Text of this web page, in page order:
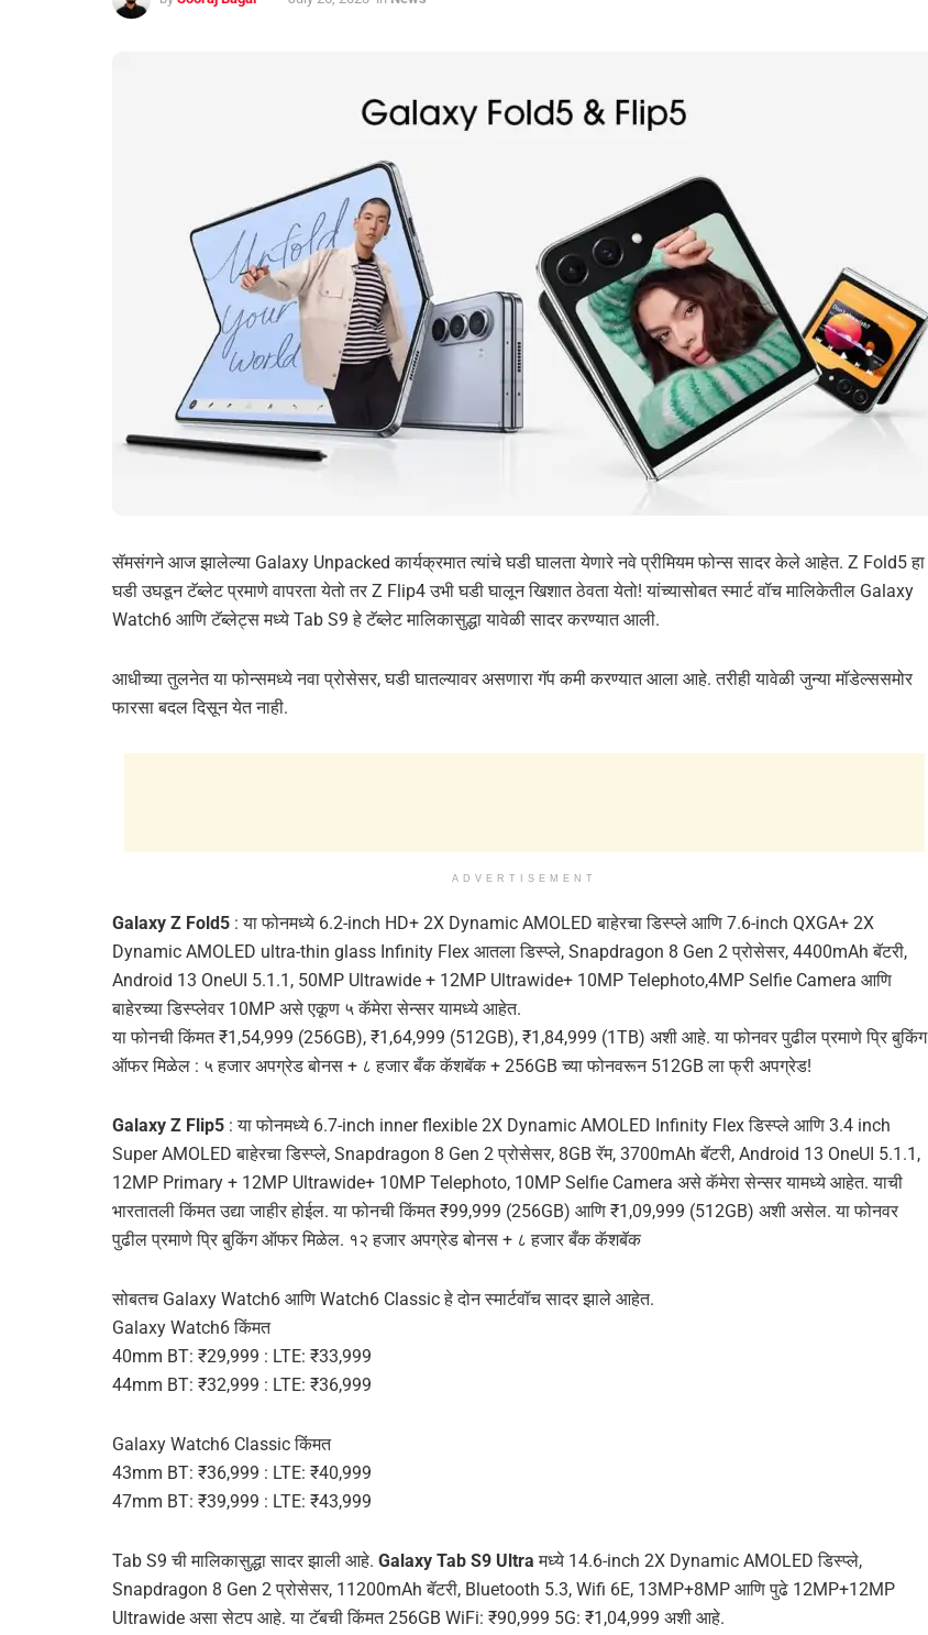
सॅमसंगने आज झालेल्या Galaxy Unpacked कार्यक्रमात त्यांचे घडी घालता येणारे नवे प्रीमियम फोन्स सादर केले आहेत. Z Fold5 हा
घडी उघडून टॅब्लेट प्रमाणे वापरता येतो तर Z Flip4 उभी घडी घालून खिशात ठेवता येतो! यांच्यासोबत स्मार्ट वॉच मालिकेतील Galaxy
Watch6 आणि टॅब्लेट्स मध्ये Tab S9 हे टॅब्लेट मालिकासुद्धा यावेळी सादर करण्यात आली.
आधीच्या तुलनेत या फोन्समध्ये नवा प्रोसेसर, घडी घातल्यावर असणारा गॅप कमी करण्यात आला आहे. तरीही यावेळी जुन्या मॉडेल्ससमोर
फारसा बदल दिसून येत नाही.
ADVERTISEMENT
Galaxy Z Fold5 : या फोनमध्ये 6.2-inch HD+ 2X Dynamic AMOLED बाहेरचा डिस्प्ले आणि 7.6-inch QXGA+ 2X
Dynamic AMOLED ultra-thin glass Infinity Flex आतला डिस्प्ले, Snapdragon 8 Gen 2 प्रोसेसर, 4400mAh बॅटरी,
Android 13 OneUI 5.1.1, 50MP Ultrawide + 12MP Ultrawide+ 10MP Telephoto,4MP Selfie Camera आणि
बाहेरच्या डिस्प्लेवर 10MP असे एकूण ५ कॅमेरा सेन्सर यामध्ये आहेत.
या फोनची किंमत ₹1,54,999 (256GB), ₹1,64,999 (512GB), ₹1,84,999 (1TB) अशी आहे. या फोनवर पुढील प्रमाणे प्रि बुकिंग
ऑफर मिळेल : ५ हजार अपग्रेड बोनस + ८ हजार बँक कॅशबॅक + 256GB च्या फोनवरून 512GB ला फ्री अपग्रेड!
Galaxy Z Flip5 : या फोनमध्ये 6.7-inch inner flexible 2X Dynamic AMOLED Infinity Flex डिस्प्ले आणि 3.4 inch
Super AMOLED बाहेरचा डिस्प्ले, Snapdragon 8 Gen 2 प्रोसेसर, 8GB रॅम, 3700mAh बॅटरी, Android 13 OneUI 5.1.1,
12MP Primary + 12MP Ultrawide+ 10MP Telephoto, 10MP Selfie Camera असे कॅमेरा सेन्सर यामध्ये आहेत. याची
भारतातली किंमत उद्या जाहीर होईल. या फोनची किंमत ₹99,999 (256GB) आणि ₹1,09,999 (512GB) अशी असेल. या फोनवर
पुढील प्रमाणे प्रि बुकिंग ऑफर मिळेल. १२ हजार अपग्रेड बोनस + ८ हजार बँक कॅशबॅक
सोबतच Galaxy Watch6 आणि Watch6 Classic हे दोन स्मार्टवॉच सादर झाले आहेत.
Galaxy Watch6 किंमत
40mm BT: ₹29,999 : LTE: ₹33,999
44mm BT: ₹32,999 : LTE: ₹36,999
Galaxy Watch6 Classic किंमत
43mm BT: ₹36,999 : LTE: ₹40,999
47mm BT: ₹39,999 : LTE: ₹43,999
Tab S9 ची मालिकासुद्धा सादर झाली आहे. Galaxy Tab S9 Ultra मध्ये 14.6-inch 2X Dynamic AMOLED डिस्प्ले,
Snapdragon 8 Gen 2 प्रोसेसर, 11200mAh बॅटरी, Bluetooth 5.3, Wifi 6E, 13MP+8MP आणि पुढे 12MP+12MP
Ultrawide असा सेटप आहे. या टॅबची किंमत 256GB WiFi: ₹90,999 5G: ₹1,04,999 अशी आहे.